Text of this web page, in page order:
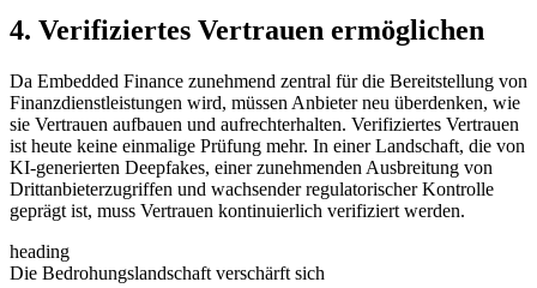
4. Verifiziertes Vertrauen ermöglichen
Da Embedded Finance zunehmend zentral für die Bereitstellung von
Finanzdienstleistungen wird, müssen Anbieter neu überdenken, wie
sie Vertrauen aufbauen und aufrechterhalten. Verifiziertes Vertrauen
ist heute keine einmalige Prüfung mehr. In einer Landschaft, die von
KI-generierten Deepfakes, einer zunehmenden Ausbreitung von
Drittanbieterzugriffen und wachsender regulatorischer Kontrolle
geprägt ist, muss Vertrauen kontinuierlich verifiziert werden.
heading
Die Bedrohungslandschaft verschärft sich